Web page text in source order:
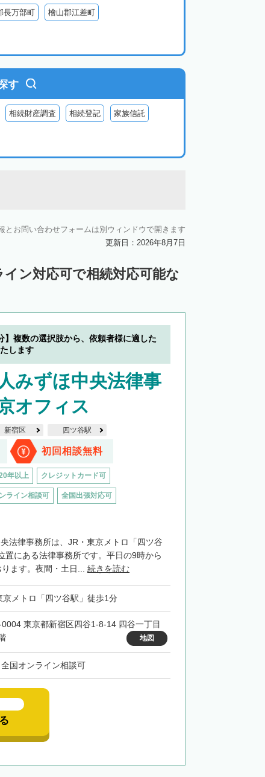
長万部町 檜山郡江差町
郡ニセコ町 虻田郡倶知安町
田郡豊浦町
恵内村 古平郡古平町 積丹郡積丹町
郡奈井江町 空知郡上砂川町
新得町 上川郡清水町 中川郡本別町
郡羽幌町 苫前郡初山別村
郡利尻富士町 網走郡美幌町
小清水町
郡滝上町 紋別郡興部町
郡日高町 沙流郡平取町 新冠郡新冠町
河東郡音更町 河東郡士幌町
河西郡更別村
釧路町
郡別海町 標津郡中標津町
す
相続財産調査 相続登記 家族信託
とお問い合わせフォームは別ウィンドウで開きます
更新日：2026年8月7日
ン対応可で相続対応可能な
】複数の選択肢から、依頼者様に適した
します
みずほ中央法律事
オフィス
新宿区 四ツ谷駅
初回相談無料
年以上 クレジットカード可
ライン相談可 全国出張対応可
法律事務所は、JR・東京メトロ「四ツ谷
置にある法律事務所です。平日の9時から
ます。夜間・土日... 続きを読む
京メトロ「四ツ谷駅」徒歩1分
東京都新宿区四谷1-8-14 四谷一丁目
地図
国オンライン相談可